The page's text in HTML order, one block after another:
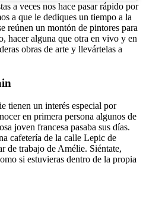
a veces nos hace pasar rápido por
a que le dediques un tiempo a la
reúnen un montón de pintores para
hacer alguna que otra en vivo y en
obras de arte y llevártelas a
tienen un interés especial por
en primera persona algunos de
joven francesa pasaba sus días.
cafetería de la calle Lepic de
de trabajo de Amélie. Siéntate,
si estuvieras dentro de la propia